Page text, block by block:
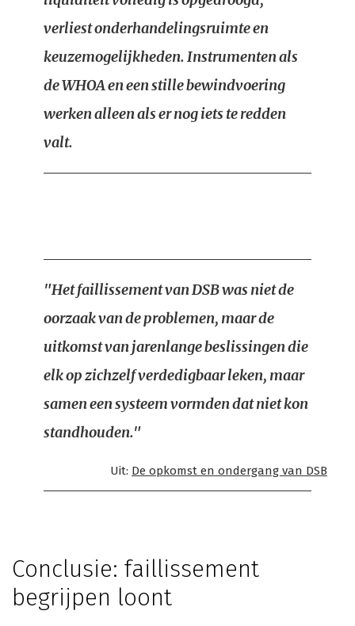
verliest onderhandelingsruimte en
keuzemogelijkheden. Instrumenten als
de WHOA en een stille bewindvoering
werken alleen als er nog iets te redden
valt.
"Het faillissement van DSB was niet de
oorzaak van de problemen, maar de
uitkomst van jarenlange beslissingen die
elk op zichzelf verdedigbaar leken, maar
samen een systeem vormden dat niet kon
standhouden."
Uit: De opkomst en ondergang van DSB
Conclusie: faillissement
begrijpen loont